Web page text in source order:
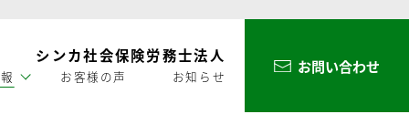
シンカ社会保険労務士法人
お客様の声 お知らせ お問い合わせ